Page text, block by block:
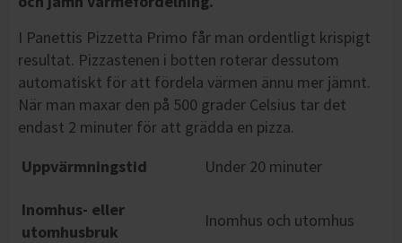
I Panettis Pizzetta Primo får man ordentligt krispigt
resultat. Pizzastenen i botten roterar dessutom
automatiskt för att fördela värmen ännu mer jämnt.
När man maxar den på 500 grader Celsius tar det
endast 2 minuter för att grädda en pizza.
Uppvärmningstid
Under 20 minuter
Inomhus- eller
utomhusbruk
Inomhus och utomhus